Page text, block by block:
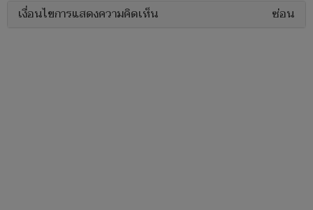
เงื่อนไขการแสดงความคิดเห็น ซ่อน